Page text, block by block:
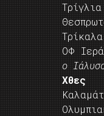
ΟΦ
ο
Χθες